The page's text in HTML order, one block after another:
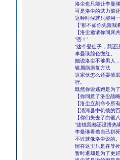
洛尘也只能让李曼
可是洛尘的武力值
这种时候就只能用
【“那不如你先跟
【洛尘邀请你同床
“否！”
“这个登徒子，我还
李曼瑛脸色微红。
她说洛尘不够男人
银屑病康复方法
这家伙怎么还耍流
行。
既然你说逃跑是为
【你同意了洛尘战
【洛尘立刻命令所
【清河县中饥饿的
【你们失去了白银
“这钱我都还没捂热
李曼瑛看着自己拼
不过就像洛尘说的。
留在这里只是在等
暂时退却是为了更